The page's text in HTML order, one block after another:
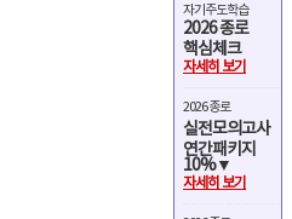
자기주도학습
2026 종로
핵심체크
자세히 보기
2026 종로
실전모의고사
연간패키지
10%▼
자세히 보기